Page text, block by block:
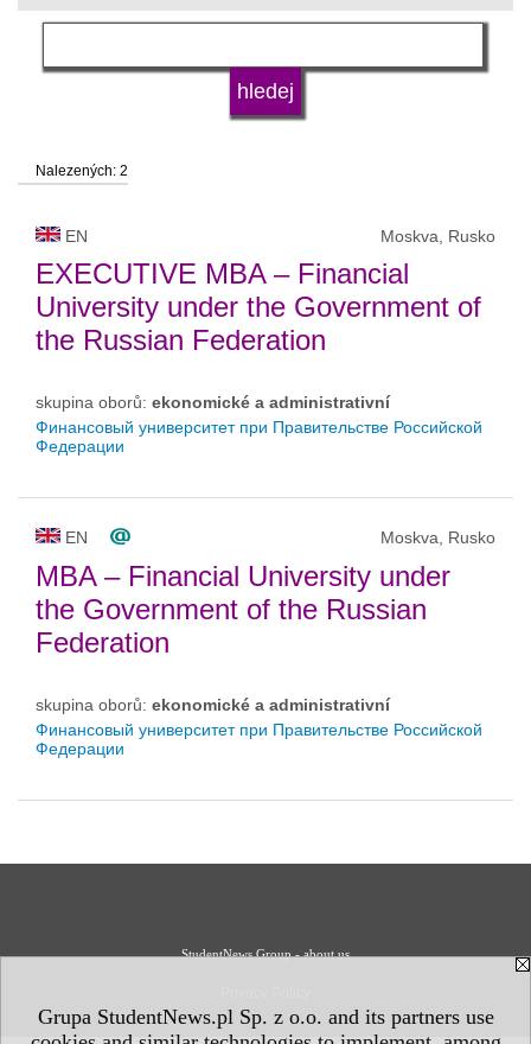
Grupa StudentNews.pl Sp. z o.o. and its partners use
jazyk
status vysoké školy
Nalezených: 2
EN Moskva, Rusko
EXECUTIVE MBA – Financial
University under the Government of
the Russian Federation
skupina oborů: ekonomické a administrativní
Финансовый университет при Правительстве Российской
Федерации
EN Moskva, Rusko
MBA – Financial University under
the Government of the Russian
Federation
skupina oborů: ekonomické a administrativní
Финансовый университет при Правительстве Российской
Федерации
StudentNews Group - about us